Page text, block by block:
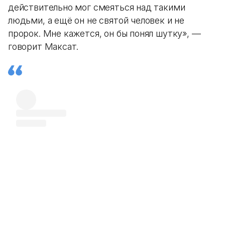
действительно мог смеяться над такими
людьми, а ещё он не святой человек и не
пророк. Мне кажется, он бы понял шутку», —
говорит Максат.